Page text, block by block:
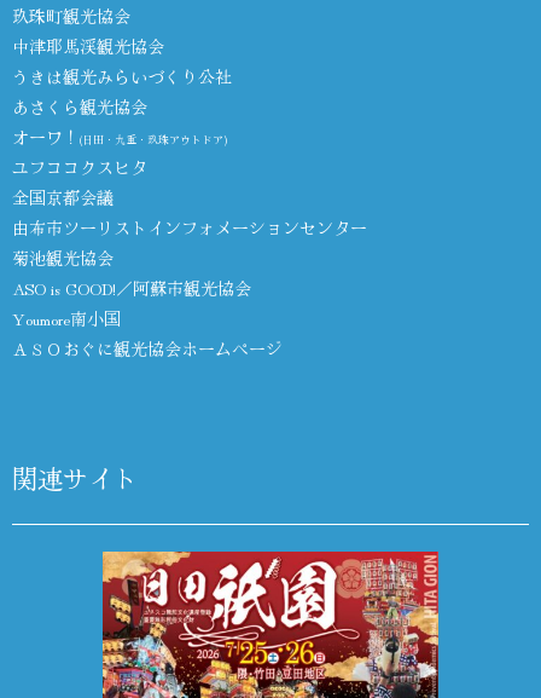
玖珠町観光協会
中津耶馬渓観光協会
うきは観光みらいづくり公社
あさくら観光協会
オーワ！ (日田・九重・玖珠アウトドア)
ユフココクスヒタ
全国京都会議
由布市ツーリストインフォメーションセンター
菊池観光協会
ASO is GOOD!／阿蘇市観光協会
Youmore南小国
ＡＳＯおぐに観光協会ホームページ
関連サイト